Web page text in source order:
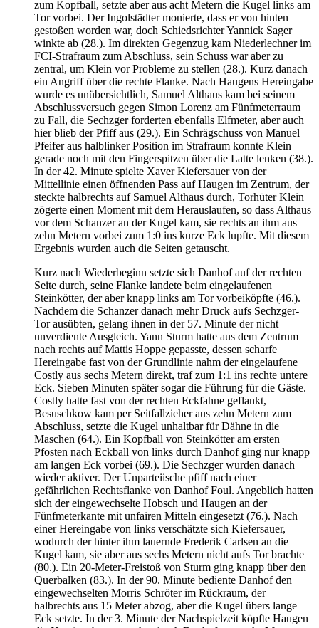
zum Kopfball, setzte aber aus acht Metern die Kugel links am
Tor vorbei. Der Ingolstädter monierte, dass er von hinten
gestoßen worden war, doch Schiedsrichter Yannick Sager
winkte ab (28.). Im direkten Gegenzug kam Niederlechner im
FCI-Strafraum zum Abschluss, sein Schuss war aber zu
zentral, um Klein vor Probleme zu stellen (28.). Kurz danach
ein Angriff über die rechte Flanke. Nach Haugens Hereingabe
wurde es unübersichtlich, Samuel Althaus kam bei seinem
Abschlussversuch gegen Simon Lorenz am Fünfmeterraum
zu Fall, die Sechzger forderten ebenfalls Elfmeter, aber auch
hier blieb der Pfiff aus (29.). Ein Schrägschuss von Manuel
Pfeifer aus halblinker Position im Strafraum konnte Klein
gerade noch mit den Fingerspitzen über die Latte lenken (38.).
In der 42. Minute spielte Xaver Kiefersauer von der
Mittellinie einen öffnenden Pass auf Haugen im Zentrum, der
steckte halbrechts auf Samuel Althaus durch, Torhüter Klein
zögerte einen Moment mit dem Herauslaufen, so dass Althaus
vor dem Schanzer an der Kugel kam, sie rechts an ihm aus
zehn Metern vorbei zum 1:0 ins kurze Eck lupfte. Mit diesem
Ergebnis wurden auch die Seiten getauscht.
Kurz nach Wiederbeginn setzte sich Danhof auf der rechten
Seite durch, seine Flanke landete beim eingelaufenen
Steinkötter, der aber knapp links am Tor vorbeiköpfte (46.).
Nachdem die Schanzer danach mehr Druck aufs Sechzger-
Tor ausübten, gelang ihnen in der 57. Minute der nicht
unverdiente Ausgleich. Yann Sturm hatte aus dem Zentrum
nach rechts auf Mattis Hoppe gepasste, dessen scharfe
Hereingabe fast von der Grundlinie nahm der eingelaufene
Costly aus sechs Metern direkt, traf zum 1:1 ins rechte untere
Eck. Sieben Minuten später sogar die Führung für die Gäste.
Costly hatte fast von der rechten Eckfahne geflankt,
Besuschkow kam per Seitfallzieher aus zehn Metern zum
Abschluss, setzte die Kugel unhaltbar für Dähne in die
Maschen (64.). Ein Kopfball von Steinkötter am ersten
Pfosten nach Eckball von links durch Danhof ging nur knapp
am langen Eck vorbei (69.). Die Sechzger wurden danach
wieder aktiver. Der Unparteiische pfiff nach einer
gefährlichen Rechtsflanke von Danhof Foul. Angeblich hatten
sich der eingewechselte Hobsch und Haugen an der
Fünfmeterkante mit unfairen Mitteln eingesetzt (76.). Nach
einer Hereingabe von links verschätzte sich Kiefersauer,
wodurch der hinter ihm lauernde Frederik Carlsen an die
Kugel kam, sie aber aus sechs Metern nicht aufs Tor brachte
(80.). Ein 20-Meter-Freistoß von Sturm ging knapp über den
Querbalken (83.). In der 90. Minute bediente Danhof den
eingewechselten Morris Schröter im Rückraum, der
halbrechts aus 15 Meter abzog, aber die Kugel übers lange
Eck setzte. In der 3. Minute der Nachspielzeit köpfte Haugen